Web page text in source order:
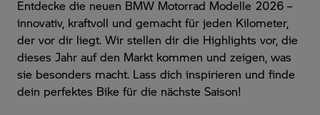
Entdecke die neuen BMW Motorrad Modelle 2026 –
innovativ, kraftvoll und gemacht für jeden Kilometer,
der vor dir liegt. Wir stellen dir die Highlights vor, die
dieses Jahr auf den Markt kommen und zeigen, was
sie besonders macht. Lass dich inspirieren und finde
dein perfektes Bike für die nächste Saison!